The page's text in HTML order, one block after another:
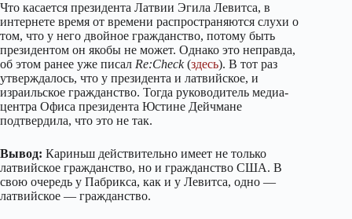
Что касается президента Латвии Эгила Левитса, в
интернете время от времени распространяются слухи о
том, что у него двойное гражданство, потому быть
президентом он якобы не может. Однако это неправда,
об этом ранее уже писал Re:Check(здесь). В тот раз
утверждалось, что у президента и латвийское, и
израильское гражданство. Тогда руководитель медиа-
центра Офиса президента Юстине Дейчмане
подтвердила, что это не так.
Вывод: Кариньш действительно имеет не только
латвийское гражданство, но и гражданство США. В
свою очередь у Пабрикса, как и у Левитса, одно —
латвийское — гражданство.